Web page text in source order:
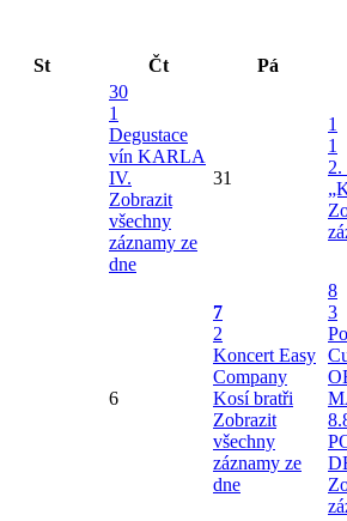
St Čt Pá
30
1
Degustace
vín KARLA
IV.
Zobrazit
všechny
záznamy ze
dne
31
1
1
2.
6
7
2
Koncert Easy
Company
Kosí bratři
Zobrazit
všechny
záznamy ze
dne
8
3